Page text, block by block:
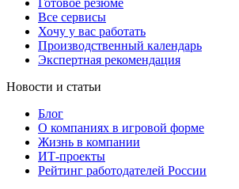
Все сервисы
Хочу у вас работать
Производственный календарь
Экспертная рекомендация
Новости и статьи
Блог
О компаниях в игровой форме
Жизнь в компании
ИТ-проекты
Рейтинг работодателей России